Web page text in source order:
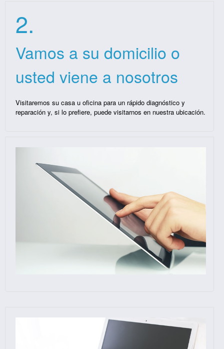
2.
Vamos a su domicilio o
usted viene a nosotros
Visitaremos su casa u oficina para un rápido diagnóstico y
reparación y, si lo prefiere, puede visitarnos en nuestra ubicación.